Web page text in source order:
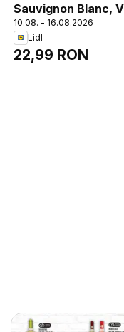
Sauvignon Blanc,
alb, sec D.O.C., 0,75
1 L = 30,66 lei
10.08. - 16.08.2026
Lidl
22,99 RON